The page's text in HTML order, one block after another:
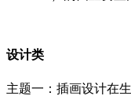
设计类
主题一：插画设计在